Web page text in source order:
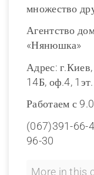
множество
Агентство
«Нянюшка»
Адрес:
14Б, оф.4, 1эт.
Работаем с
(067)391-66-
96-30
More in this